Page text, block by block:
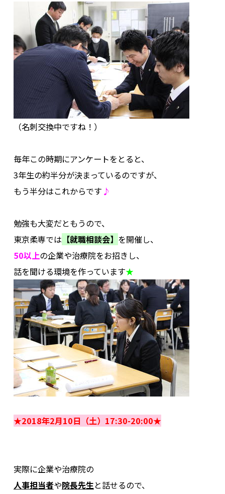
（名刺交換中ですね！）
毎年この時期にアンケートをとると、
3年生の約半分が決まっているのですが、
もう半分はこれからです ♪
勉強も大変だともうので、
東京柔専では 【就職相談会】 を開催し、
50以上の企業や治療院をお招きし、
話を聞ける環境を作っています★
★2018年2月10日（土）17:30-20:00★
実際に企業や治療院の
人事担当者や院長先生と話せるので、